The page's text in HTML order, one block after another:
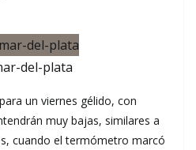
del-plata
un viernes gélido, con
muy bajas, similares a
cuando el termómetro marcó